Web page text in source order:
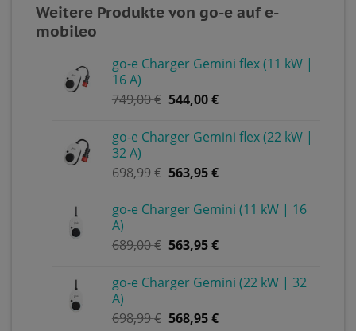
Weitere Produkte von go-e auf e-
mobileo
go-e Charger Gemini flex (11 kW |
16 A)
749,00€ 544,00€
go-e Charger Gemini flex (22 kW |
32 A)
698,99€ 563,95€
go-e Charger Gemini (11 kW | 16
A)
689,00€ 563,95€
go-e Charger Gemini (22 kW | 32
A)
698,99€ 568,95€